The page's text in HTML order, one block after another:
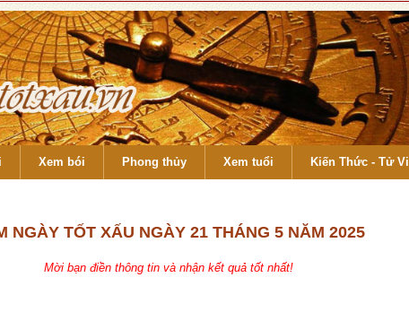
Xem bói Phong thủy Xem tuổi Kiến Thức - Tử Vi
NGÀY TỐT XẤU NGÀY 21 THÁNG 5 NĂM 2025
Mời bạn điền thông tin và nhận kết quả tốt nhất!